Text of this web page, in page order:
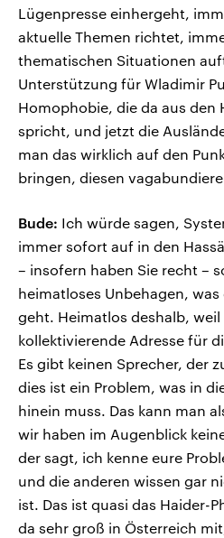
Lügenpresse einhergeht,
aktuelle Themen richtet,
thematischen Situationen
Unterstützung für Wladimir
Homophobie, die da aus den
spricht, und jetzt die
man das wirklich auf den
bringen, diesen
Bude: Ich würde sagen,
immer sofort auf in den
– insofern haben Sie recht –
heimatloses Unbehagen,
geht. Heimatlos deshalb, weil
kollektivierende Adresse für
Es gibt keinen Sprecher, der
dies ist ein Problem, was in
hinein muss. Das kann man
wir haben im Augenblick
der sagt, ich kenne eure
und die anderen wissen gar
ist. Das ist quasi das Haider-
da sehr groß in Österreich